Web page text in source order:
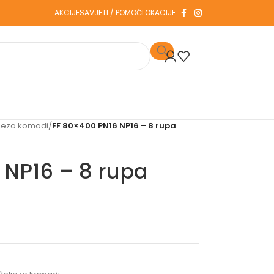
AKCIJESAVJETI / POMOĆLOKACIJE
komadi/FF 80×400 PN16 NP16 – 8 rupa
– 8 rupa